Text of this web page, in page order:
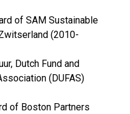
of SAM Sustainable
(2010-
Dutch Fund and
(DUFAS)
of Boston Partners